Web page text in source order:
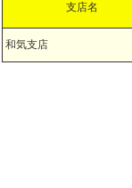
支店名
和気支店